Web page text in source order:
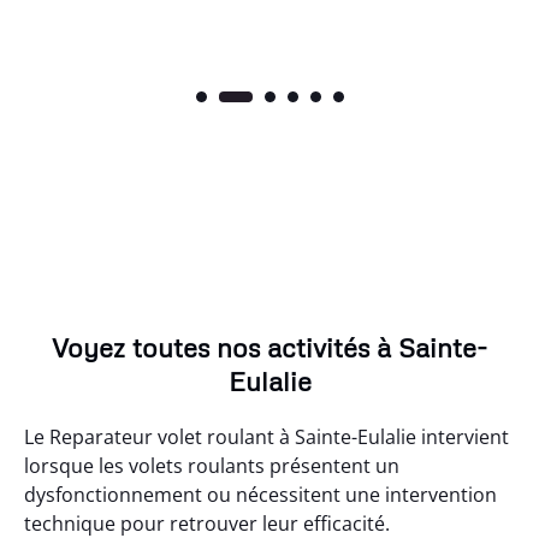
Voyez toutes nos activités à Sainte-
Eulalie
Le Reparateur volet roulant à Sainte-Eulalie intervient
lorsque les volets roulants présentent un
dysfonctionnement ou nécessitent une intervention
technique pour retrouver leur efficacité.